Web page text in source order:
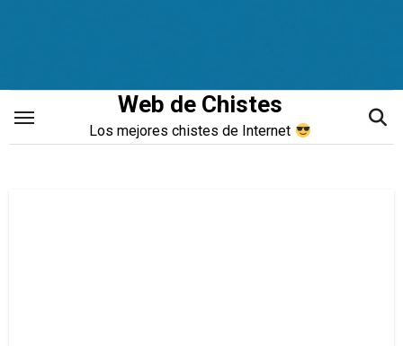
Web de Chistes
Los mejores chistes de Internet